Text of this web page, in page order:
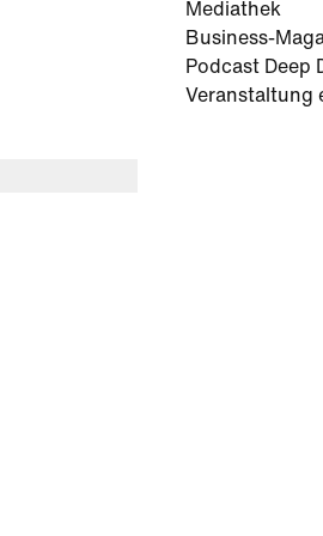
Mediathek
Business-
Podcast Deep
Veranstaltung